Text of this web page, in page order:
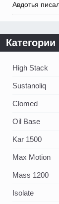
Авдотья
Категории
High Stack
Sustanoliq
Clomed
Oil Base
Kar 1500
Max Motion
Mass 1200
Isolate